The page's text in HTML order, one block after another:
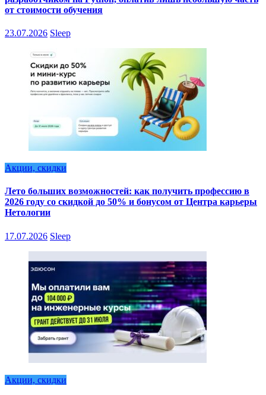
от стоимости обучения
23.07.2026 Sleep
Акции, скидки
Лето больших возможностей: как получить профессию в
2026 году со скидкой до 50% и бонусом от Центра карьеры
Нетологии
17.07.2026 Sleep
Акции, скидки